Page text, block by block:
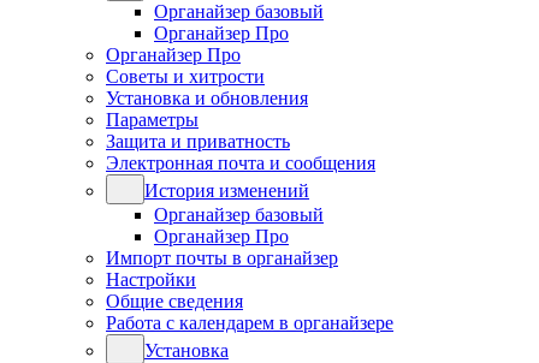
Органайзер базовый
Органайзер Про
Органайзер Про
Советы и хитрости
Установка и обновления
Параметры
Защита и приватность
Электронная почта и сообщения
История изменений
Органайзер базовый
Органайзер Про
Импорт почты в органайзер
Настройки
Общие сведения
Работа с календарем в органайзере
Установка